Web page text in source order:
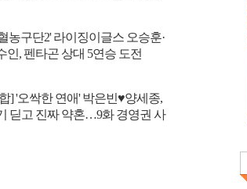
농구단2' 라이징이글스 오승훈·
인, 펜타곤 상대 5연승 도전
] '오싹한 연애' 박은빈♥양세종,
딛고 진짜 약혼…9화 경영권 사